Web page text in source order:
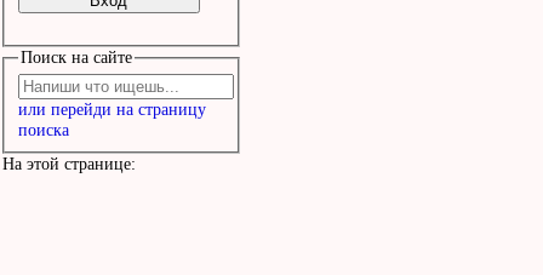
Поиск на сайте
или перейди на страницу
поиска
На этой странице: